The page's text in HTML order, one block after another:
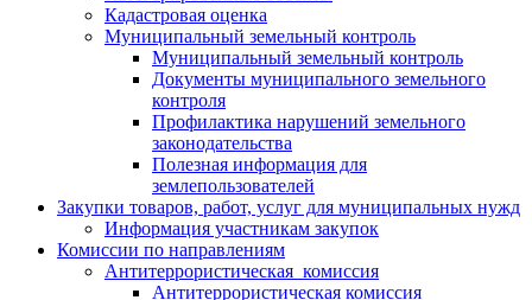
Кадастровая оценка
Муниципальный земельный контроль
Муниципальный земельный контроль
Документы муниципального земельного
контроля
Профилактика нарушений земельного
законодательства
Полезная информация для
землепользователей
Закупки товаров, работ, услуг для муниципальных нужд
Информация участникам закупок
Комиссии по направлениям
Антитеррористическая комиссия
Антитеррористическая комиссия